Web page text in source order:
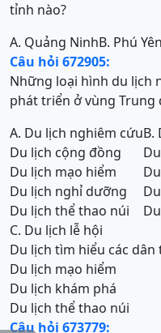
tỉnh nào?
A. Quảng NinhB. Phú Yên
Câu hỏi 672905:
Những loại hình du lịch
phát triển ở vùng Trung
A. Du lịch nghiêm cứu
Du lịch cộng đồng
Du lịch mạo hiểm
Du lịch nghỉ dưỡng
Du lịch thể thao núi
B.
C. Du lịch lễ hội
Du lịch tìm hiểu các dân
Du lịch mạo hiểm
Du lịch khám phá
Du lịch thể thao núi
Câu hỏi 673779: